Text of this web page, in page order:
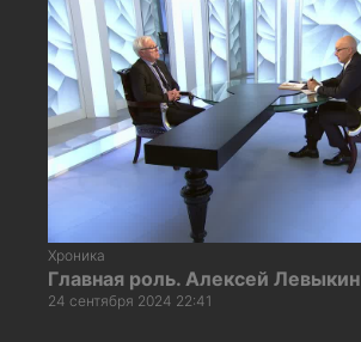
Хроника
Главная роль. Алексей Левыкин
24 сентября 2024 22:41